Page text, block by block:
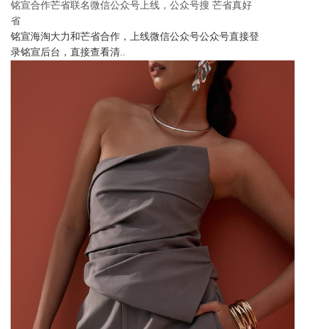
铭宣合作芒省联名微信公众号上线，公众号搜 芒省真好
省
铭宣海淘大力和芒省合作，上线微信公众号公众号直接登
录铭宣后台，直接查看清..